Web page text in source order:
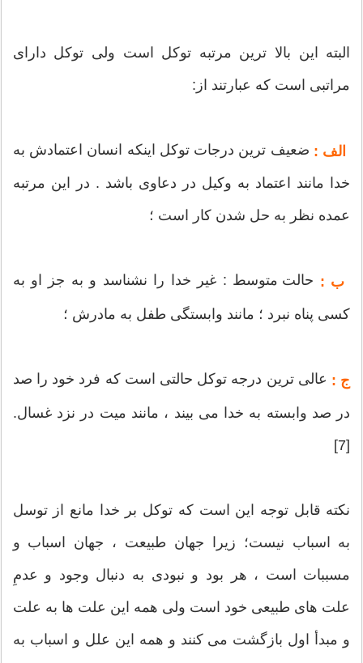
البته این بالا ترین مرتبه توکل است ولی توکل دارای
مراتبی است که عبارتند از:
الف : ضعیف ترین درجات توکل اینکه انسان اعتمادش به
خدا مانند اعتماد به وکیل در دعاوی باشد . در این مرتبه
عمده نظر به حل شدن کار است ؛
ب : حالت متوسط : غیر خدا را نشناسد و به جز او به
کسی پناه نبرد ؛ مانند وابستگی طفل به مادرش ؛
ج : عالی ترین درجه توکل حالتی است که فرد خود را صد
در صد وابسته به خدا می بیند ، مانند میت در نزد غسال.
[7]
نکته قابل توجه این است که توکل بر خدا مانع از توسل
به اسباب نیست؛ زیرا جهان طبیعت ، جهان اسباب و
مسببات است ، هر بود و نبودی به دنبال وجود و عدمِ
علت های طبیعی خود است ولی همه این علت ها به علت
و مبدأ اول بازگشت می کنند و همه این علل و اسباب به